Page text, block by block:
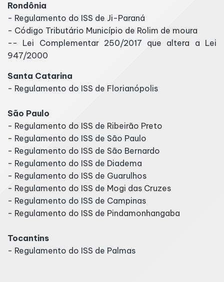
Rondônia
- Regulamento do ISS de Ji-Paraná
- Código Tributário Município de Rolim de moura
-- Lei Complementar 250/2017 que altera a Lei
947/2000
Santa Catarina
- Regulamento do ISS de Florianópolis
São Paulo
- Regulamento do ISS de Ribeirão Preto
- Regulamento do ISS de São Paulo
- Regulamento do ISS de São Bernardo
- Regulamento do ISS de Diadema
- Regulamento do ISS de Guarulhos
- Regulamento do ISS de Mogi das Cruzes
- Regulamento do ISS de Campinas
- Regulamento do ISS de Pindamonhangaba
Tocantins
- Regulamento do ISS de Palmas